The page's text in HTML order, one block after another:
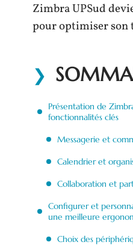
Zimbra UPSud
pour optimiser son
Présentation de
fonctionnalités clés
Messagerie et
Calendrier et
Collaboration et
Configurer et
une meilleure
Choix des